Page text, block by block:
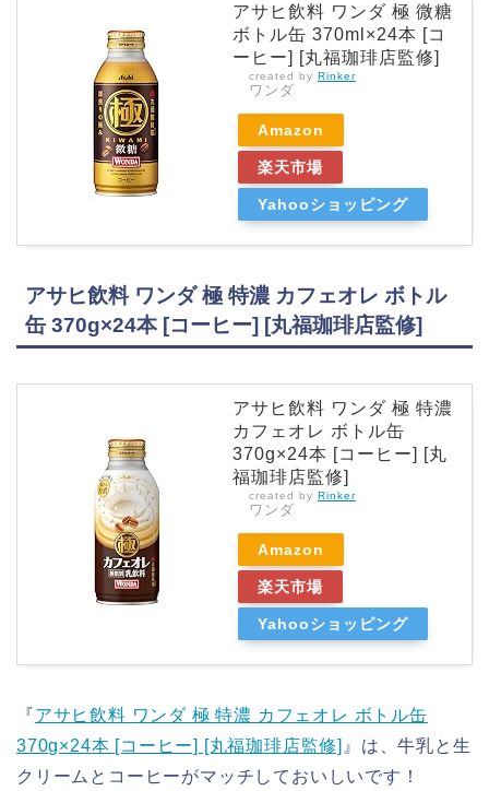
アサヒ飲料 ワンダ 極 微糖
ボトル缶 370ml×24本 [コ
ーヒー] [丸福珈琲店監修]
created by Rinker
ワンダ
Amazon
楽天市場
Yahooショッピング
アサヒ飲料 ワンダ 極 特濃 カフェオレ ボトル
缶 370g×24本 [コーヒー] [丸福珈琲店監修]
アサヒ飲料 ワンダ 極 特濃
カフェオレ ボトル缶
370g×24本 [コーヒー] [丸
福珈琲店監修]
created by Rinker
ワンダ
Amazon
楽天市場
Yahooショッピング
『アサヒ飲料 ワンダ 極 特濃 カフェオレ ボトル缶
370g×24本 [コーヒー] [丸福珈琲店監修] 』は、牛乳と生
クリームとコーヒーがマッチしておいしいです！